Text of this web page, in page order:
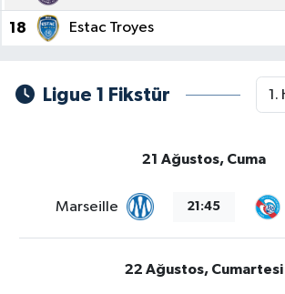
18 Estac Troyes
Ligue 1 Fikstür
21 Ağustos, Cuma
Marseille 21:45
22 Ağustos, Cumartesi